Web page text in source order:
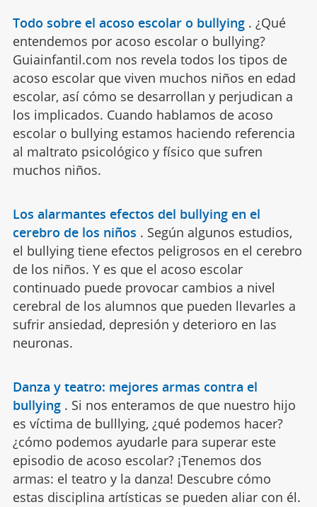
Todo sobre el acoso escolar o bullying . ¿Qué
entendemos por acoso escolar o bullying?
Guiainfantil.com nos revela todos los tipos de
acoso escolar que viven muchos niños en edad
escolar, así cómo se desarrollan y perjudican a
los implicados. Cuando hablamos de acoso
escolar o bullying estamos haciendo referencia
al maltrato psicológico y físico que sufren
muchos niños.
Los alarmantes efectos del bullying en el
cerebro de los niños . Según algunos estudios,
el bullying tiene efectos peligrosos en el cerebro
de los niños. Y es que el acoso escolar
continuado puede provocar cambios a nivel
cerebral de los alumnos que pueden llevarles a
sufrir ansiedad, depresión y deterioro en las
neuronas.
Danza y teatro: mejores armas contra el
bullying . Si nos enteramos de que nuestro hijo
es víctima de bulllying, ¿qué podemos hacer?
¿cómo podemos ayudarle para superar este
episodio de acoso escolar? ¡Tenemos dos
armas: el teatro y la danza! Descubre cómo
estas disciplina artísticas se pueden aliar con él.